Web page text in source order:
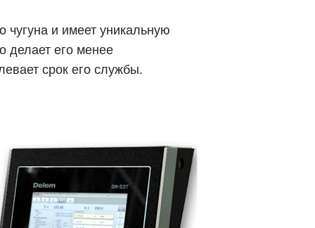
чугуна и имеет уникальную
делает его менее
срок его службы.